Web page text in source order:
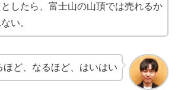
したら、富士山の山頂では売れるか
い。
ほど、なるほど、はいはい